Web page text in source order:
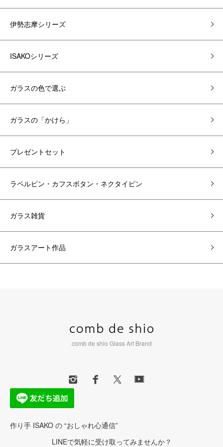
伊勢志摩シリーズ
ISAKOシリーズ
ガラスの色で選ぶ
ガラスの「かけら」
プレゼントセット
ラペルピン・カフスボタン・ネクタイピン
ガラス雑貨
ガラスアート作品
comb de shio Glass Art Brand
作り手 ISAKO の “おしゃれ心通信”
LINEで気軽に受け取ってみませんか？